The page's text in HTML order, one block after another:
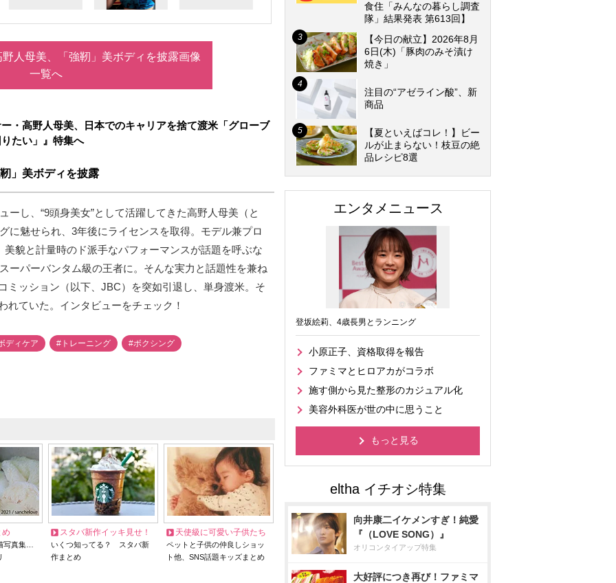
人母美、「強靭」美ボディを披露画像
一覧へ
・高野人母美、日本でのキャリアを捨て渡米「グローブ
たい」』特集へ
」美ボディを披露
ーし、“9頭身美女”として活躍してきた高野人母美（と
に魅せられ、3年後にライセンスを取得。モデル兼プロ
美貌と計量時のド派手なパフォーマンスが話題を呼ぶな
ーパーバンタム級の王者に。そんな実力と話題性を兼ね
ミッション（以下、JBC）を突如引退し、単身渡米。そ
れていた。インタビューをチェック！
ディケア #トレーニング #ボクシング
め
写真集…
スタバ新作イッキ見せ！
いくつ知ってる？ スタバ新
作まとめ
天使級に可愛い子供たち
ペットと子供の仲良しショッ
ト他、SNS話題キッズまとめ
食住「みんなの暮らし調査
隊」結果発表 第613回】
【今日の献立】2026年8月
6日(木)「豚肉のみそ漬け
焼き」
注目の“アゼライン酸”、新
商品
【夏といえばコレ！】ビー
ルが止まらない！枝豆の絶
品レシピ8選
エンタメニュース
登坂絵莉、4歳長男とランニング
小原正子、資格取得を報告
ファミマとヒロアカがコラボ
施す側から見た整形のカジュアル化
美容外科医が世の中に思うこと
もっと見る
向井康二イケメンすぎ！純愛
『（LOVE SONG）』
オリコンタイアップ特集
大好評につき再び！ファミマ